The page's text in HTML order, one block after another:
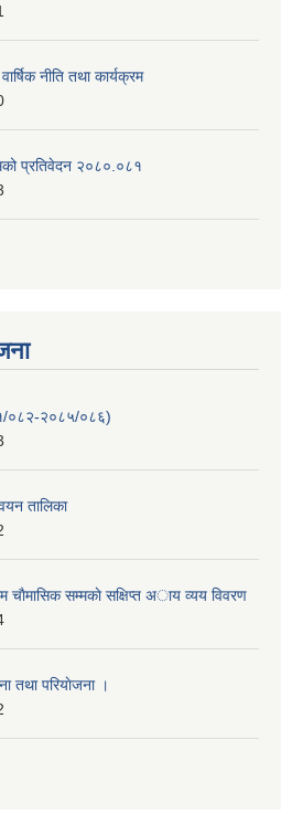
नीति तथा कार्यक्रम
प्रतिवेदन २०८०.०८१
०८२-२०८५/०८६)
तालिका
चाैमासिक सम्मकाे सक्षिप्त अाय व्यय विवरण
तथा परियाेजना ।